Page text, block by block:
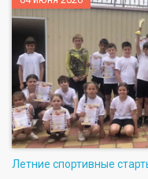
Летние спортивные